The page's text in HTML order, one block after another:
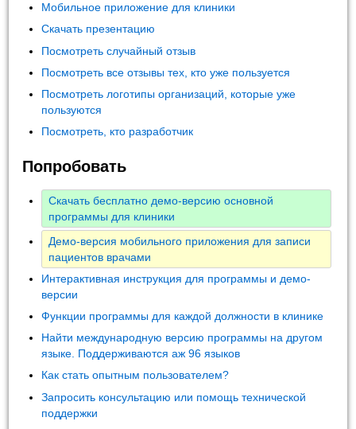
Мобильное приложение для клиники
Скачать презентацию
Посмотреть случайный отзыв
Посмотреть все отзывы тех, кто уже пользуется
Посмотреть логотипы организаций, которые уже
пользуются
Посмотреть, кто разработчик
Попробовать
Скачать бесплатно демо-версию основной
программы для клиники
Демо-версия мобильного приложения для записи
пациентов врачами
Интерактивная инструкция для программы и демо-
версии
Функции программы для каждой должности в клинике
Найти международную версию программы на другом
языке. Поддерживаются аж 96 языков
Как стать опытным пользователем?
Запросить консультацию или помощь технической
поддержки